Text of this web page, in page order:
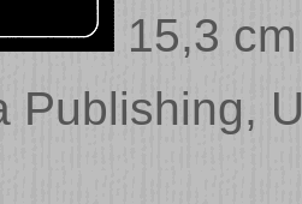
15,3
Publishing,